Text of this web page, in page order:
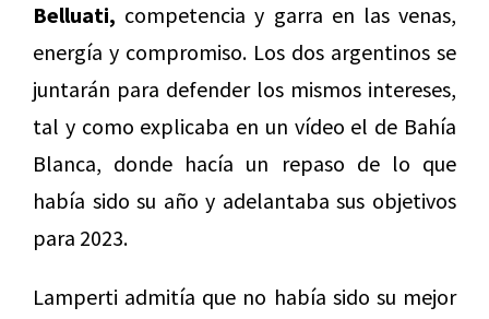
Belluati, competencia y garra en las venas,
energía y compromiso. Los dos argentinos se
juntarán para defender los mismos intereses,
tal y como explicaba en un vídeo el de Bahía
Blanca, donde hacía un repaso de lo que
había sido su año y adelantaba sus objetivos
para 2023.
Lamperti admitía que no había sido su mejor